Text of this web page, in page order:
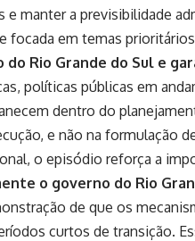
e manter a previsibilidade
focada em temas
Rio Grande do Sul e
políticas públicas em
dentro do
e não na formulação
o episódio reforça a
o governo do Rio
de que os
curtos de transição.